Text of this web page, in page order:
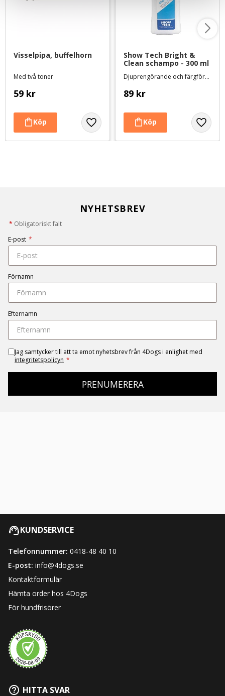
Visselpipa, buffelhorn
Med två toner
59 kr
Show Tech Bright &
Clean schampo - 300 ml
Djuprengörande och färgförstärkande - passar alla färger och pälstyper
89 kr
NYHETSBREV
* Obligatoriskt fält
E-post *
Förnamn
Efternamn
Jag samtycker till att ta emot nyhetsbrev från 4Dogs i enlighet med
integritetspolicyn *
PRENUMERERA
KUNDSERVICE
Telefonnummer: 0418-48 40 10
E-post: info@4dogs.se
Kontaktformulär
Hämta order hos 4Dogs
För hundfrisörer
HITTA SVAR